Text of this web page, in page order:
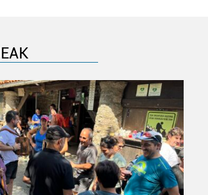
asmoz, cookie teknologiaz
hau onartuz gero, teknologia hori
esplizitua ematen diguzu.Gehiago